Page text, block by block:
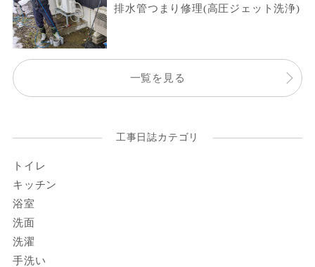
排水管つまり修理(高圧ジェット洗浄)
一覧を見る
工事日誌カテゴリ
トイレ
キッチン
浴室
洗面
洗濯
手洗い